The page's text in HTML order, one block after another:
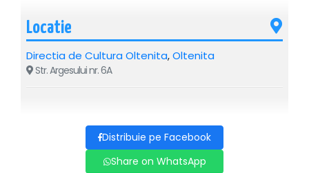
* Gheorghe Ifrim – Arnaud, soțul gelos și plin de „idei
geniale”, într-o creație genială, savuroasă și energică
* Adrian Nour – în apariții neașteptate, într-un tur de forță
actoricesc cu roluri multiple de zile mari
* Maria Obretin – Marion, prinsă între realitate și absurd,
într-un rol condimentat cu umor irezistibil și momente
Locatie
Directia de Cultura Oltenita,Oltenita
Str. Argesului nr. 6A
Distribuie pe Facebook
Share on WhatsApp